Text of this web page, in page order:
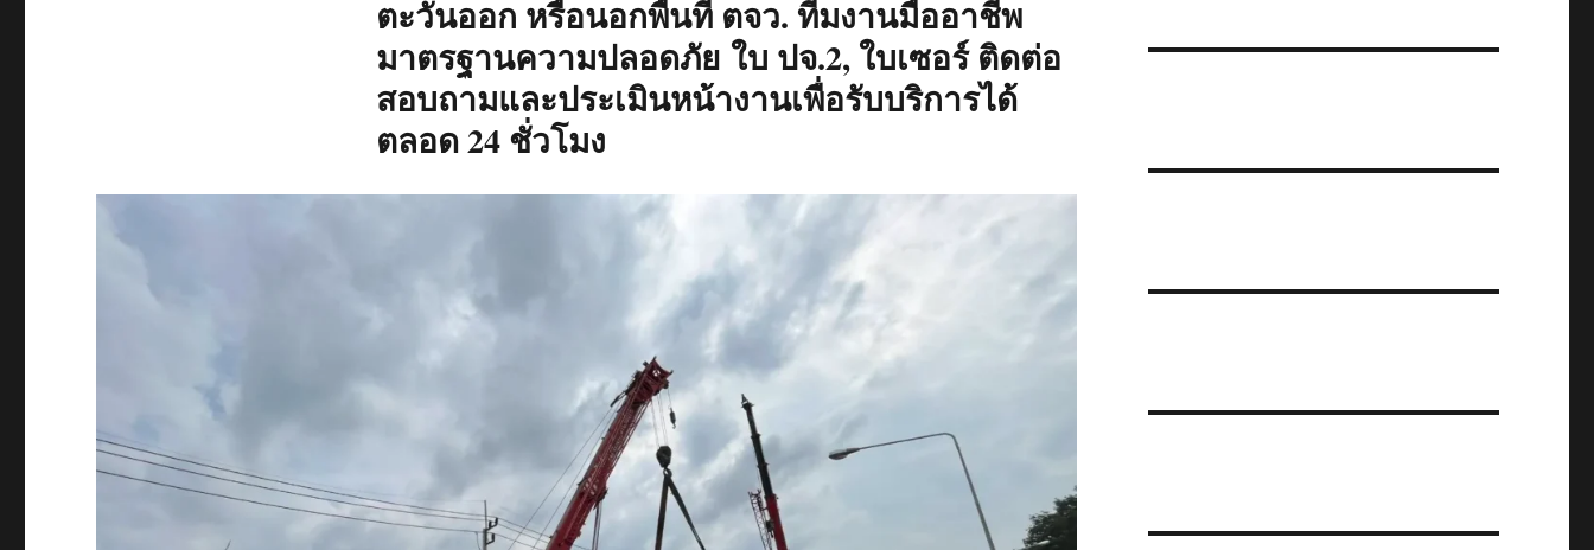
ตะวันออก หรือนอกพื้นที่ ตจว. ทีมงานมืออาชีพ
มาตรฐานความปลอดภัย ใบ ปจ.2, ใบเซอร์ ติดต่อ
สอบถามและประเมินหน้างานเพื่อรับบริการได้
ตลอด 24 ชั่วโมง